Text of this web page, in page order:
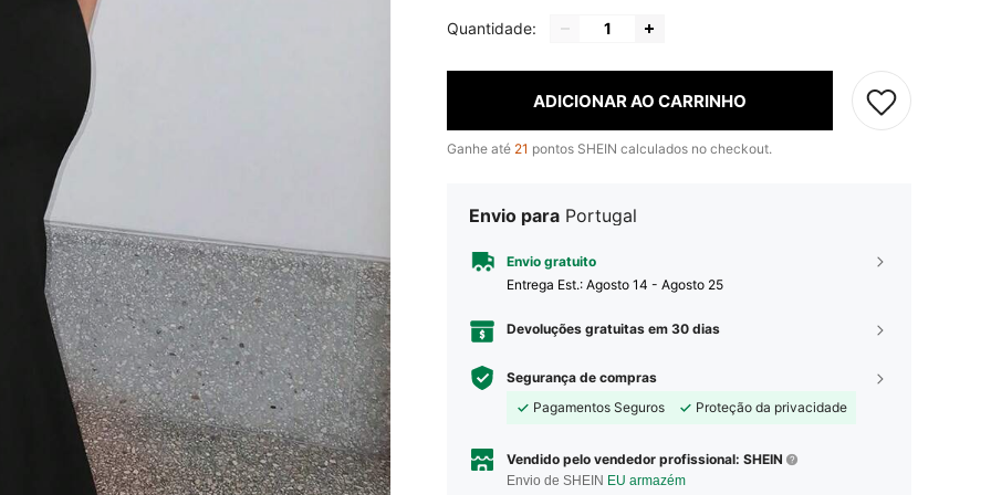
Quantidade:
ADICIONAR AO CARRINHO
Ganhe até 21 pontos SHEIN calculados no checkout.
Envio para Portugal
Envio gratuito
Entrega Est.: Agosto 14 - Agosto 25
Devoluções gratuitas em 30 dias
Segurança de compras
Pagamentos Seguros
Proteção da privacidade
Vendido pelo vendedor profissional: SHEIN
Envio de SHEIN EU armazém